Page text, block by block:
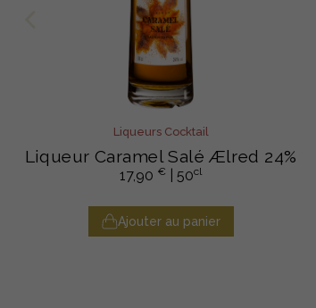
Liqueurs Cocktail
Liqueur Caramel Salé Ælred 24%
17,90 € | 50cl
Ajouter au panier